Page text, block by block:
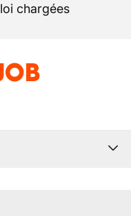
chargées